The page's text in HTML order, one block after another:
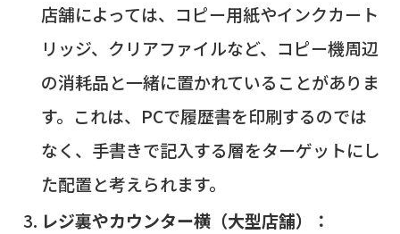
店舗によっては、コピー用紙やインクカート
リッジ、クリアファイルなど、コピー機周辺
の消耗品と一緒に置かれていることがありま
す。これは、PCで履歴書を印刷するのでは
なく、手書きで記入する層をターゲットにし
た配置と考えられます。
レジ裏やカウンター横（大型店舗）：